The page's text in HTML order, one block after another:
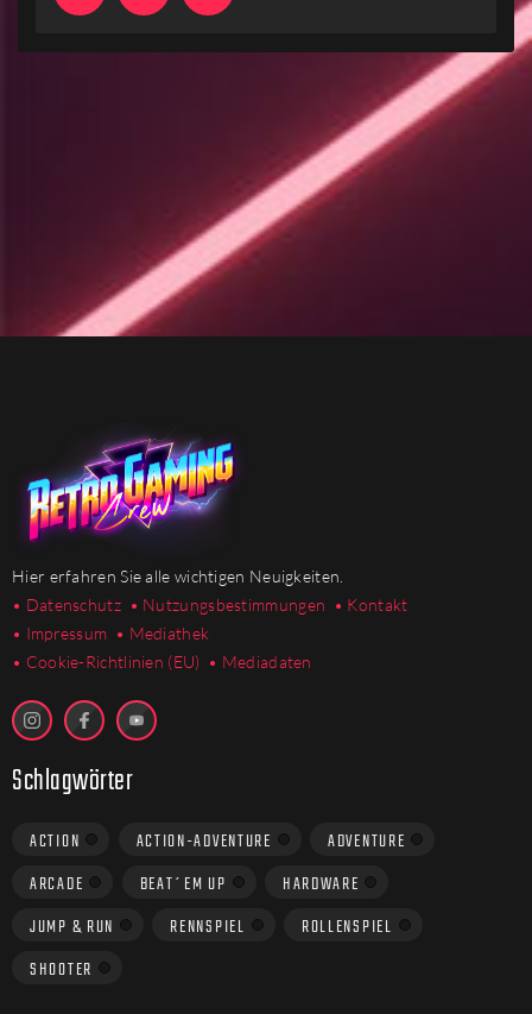
Hier erfahren Sie alle wichtigen Neuigkeiten.
• Datenschutz • Nutzungsbestimmungen • Kontakt
• Impressum • Mediathek
• Cookie-Richtlinien (EU) • Mediadaten
Schlagwörter
ACTION ACTION-ADVENTURE
ADVENTURE
ARCADE
BEAT´EM UP
HARDWARE
JUMP & RUN
RENNSPIEL
ROLLENSPIEL
SHOOTER